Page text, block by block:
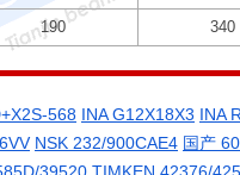
190 340
568 INA G12X18X3 INA
NSK 232/900CAE4 国产